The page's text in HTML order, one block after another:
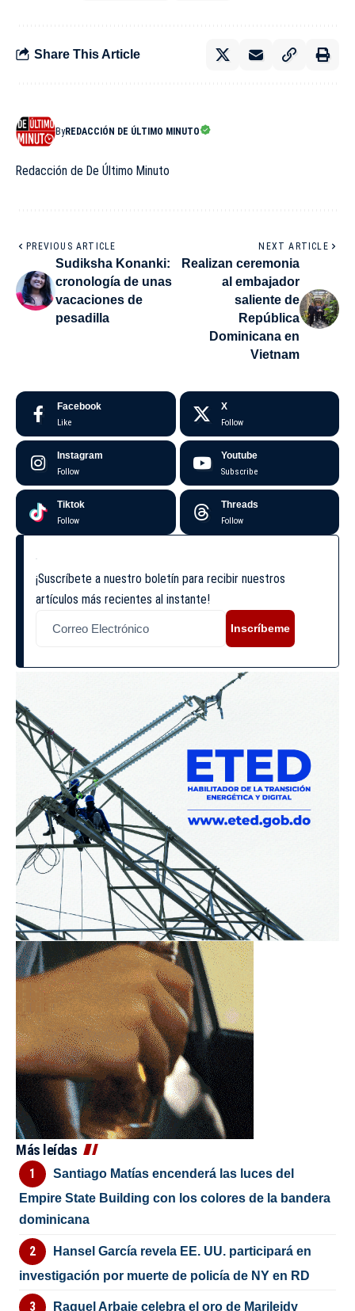
Share This Article
ByREDACCIÓN DE ÚLTIMO MINUTO
Redacción de De Último Minuto
PREVIOUS ARTICLE
Sudiksha Konanki:
cronología de unas
vacaciones de
pesadilla
NEXT ARTICLE
Realizan ceremonia
al embajador
saliente de
República
Dominicana en
Vietnam
Facebook
Like
X
Follow
Instagram
Follow
Youtube
Subscribe
Tiktok
Follow
Threads
Follow
¡Suscríbete a nuestro boletín para recibir nuestros
artículos más recientes al instante!
Inscríbeme
Más leídas
Santiago Matías encenderá las luces del
Empire State Building con los colores de la bandera
dominicana
Hansel García revela EE. UU. participará en
investigación por muerte de policía de NY en RD
Raquel Arbaje celebra el oro de Marileidy